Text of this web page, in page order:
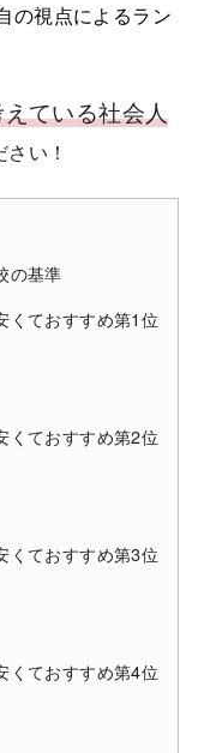
の視点によるラン
ている社会人
い！
の基準
くておすすめ第1位
くておすすめ第2位
くておすすめ第3位
くておすすめ第4位